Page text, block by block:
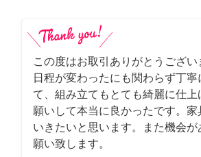
この度はお取引ありがとうござい
日程が変わったにも関わらず丁
て、組み立てもとても綺麗に仕上
願いして本当に良かったです。家
いきたいと思います。また機会が
願い致します。